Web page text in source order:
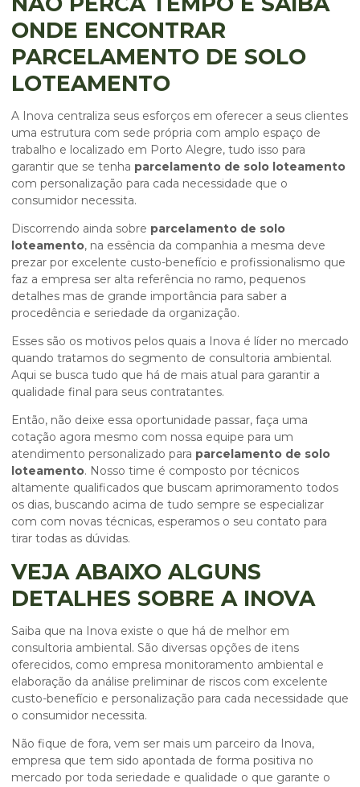
ONDE ENCONTRAR
PARCELAMENTO DE SOLO
LOTEAMENTO
A Inova centraliza seus esforços em oferecer a seus clientes
uma estrutura com sede própria com amplo espaço de
trabalho e localizado em Porto Alegre, tudo isso para
garantir que se tenha parcelamento de solo loteamento
com personalização para cada necessidade que o
consumidor necessita.
Discorrendo ainda sobre parcelamento de solo
loteamento, na essência da companhia a mesma deve
prezar por excelente custo-benefício e profissionalismo que
faz a empresa ser alta referência no ramo, pequenos
detalhes mas de grande importância para saber a
procedência e seriedade da organização.
Esses são os motivos pelos quais a Inova é líder no mercado
quando tratamos do segmento de consultoria ambiental.
Aqui se busca tudo que há de mais atual para garantir a
qualidade final para seus contratantes.
Então, não deixe essa oportunidade passar, faça uma
cotação agora mesmo com nossa equipe para um
atendimento personalizado para parcelamento de solo
loteamento. Nosso time é composto por técnicos
altamente qualificados que buscam aprimoramento todos
os dias, buscando acima de tudo sempre se especializar
com com novas técnicas, esperamos o seu contato para
tirar todas as dúvidas.
VEJA ABAIXO ALGUNS
DETALHES SOBRE A INOVA
Saiba que na Inova existe o que há de melhor em
consultoria ambiental. São diversas opções de itens
oferecidos, como empresa monitoramento ambiental e
elaboração da análise preliminar de riscos com excelente
custo-benefício e personalização para cada necessidade que
o consumidor necessita.
Não fique de fora, vem ser mais um parceiro da Inova,
empresa que tem sido apontada de forma positiva no
mercado por toda seriedade e qualidade o que garante o